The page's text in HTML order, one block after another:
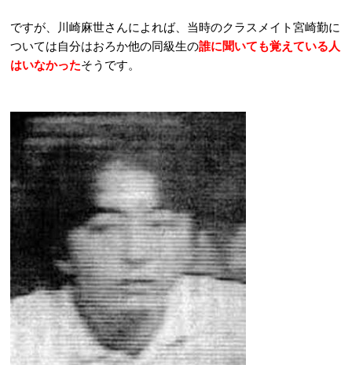
ですが、川崎麻世さんによれば、当時のクラスメイト宮崎勤に
ついては自分はおろか他の同級生の誰に聞いても覚えている人
はいなかったそうです。